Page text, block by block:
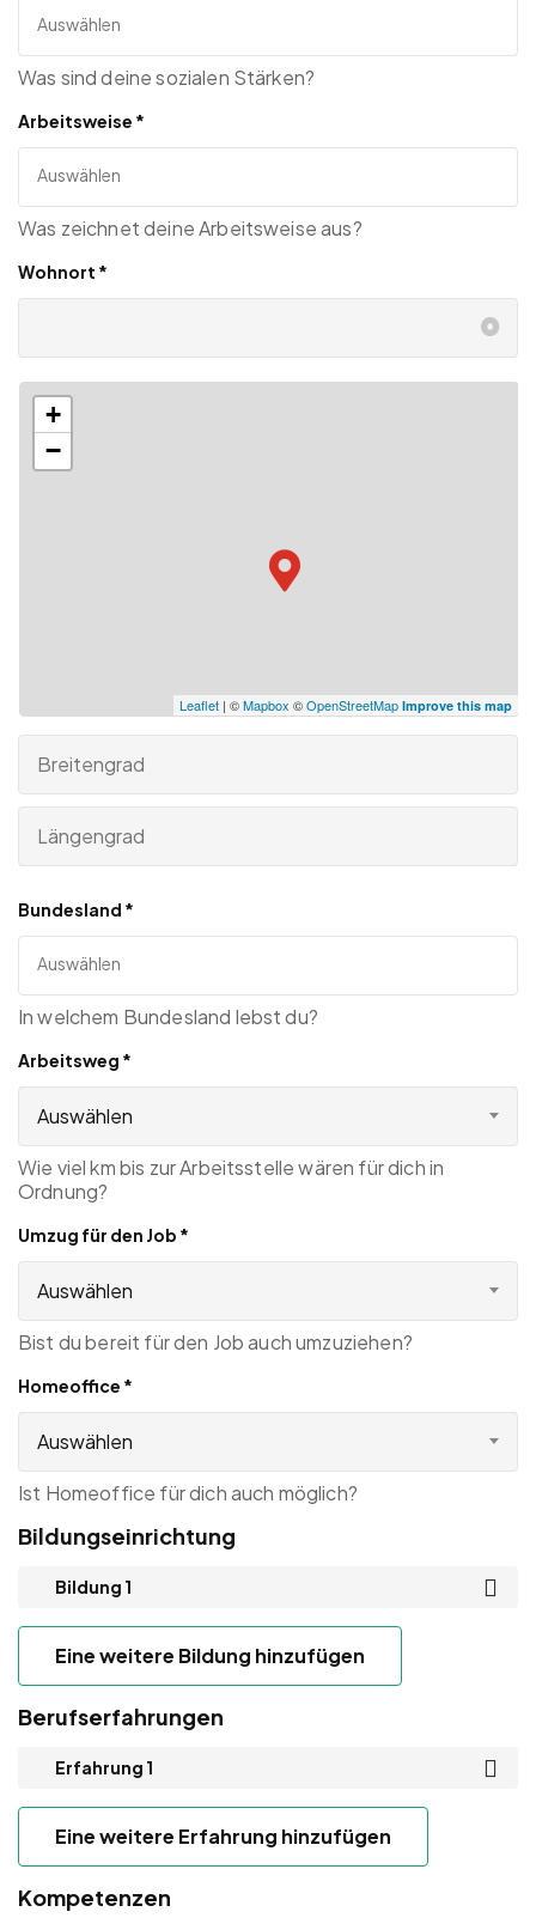
Was sind deine sozialen Stärken?
Arbeitsweise *
Was zeichnet deine Arbeitsweise aus?
Wohnort *
+
−
Leaflet | ©Mapbox ©OpenStreetMap Improve this map
Bundesland *
In welchem Bundesland lebst du?
Arbeitsweg *
Auswählen
Wie viel km bis zur Arbeitsstelle wären für dich in
Ordnung?
Umzug für den Job *
Auswählen
Bist du bereit für den Job auch umzuziehen?
Homeoffice *
Auswählen
Ist Homeoffice für dich auch möglich?
Bildungseinrichtung
Bildung 1
Eine weitere Bildung hinzufügen
Berufserfahrungen
Erfahrung 1
Eine weitere Erfahrung hinzufügen
Kompetenzen